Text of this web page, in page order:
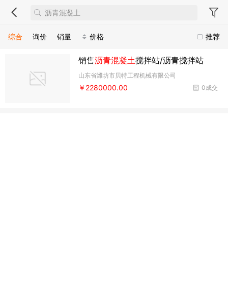
推荐
综合 询价 销量 价格
销售沥青混凝土搅拌站/沥青搅拌站
山东省潍坊市贝特工程机械有限公司
0成交
￥2280000.00